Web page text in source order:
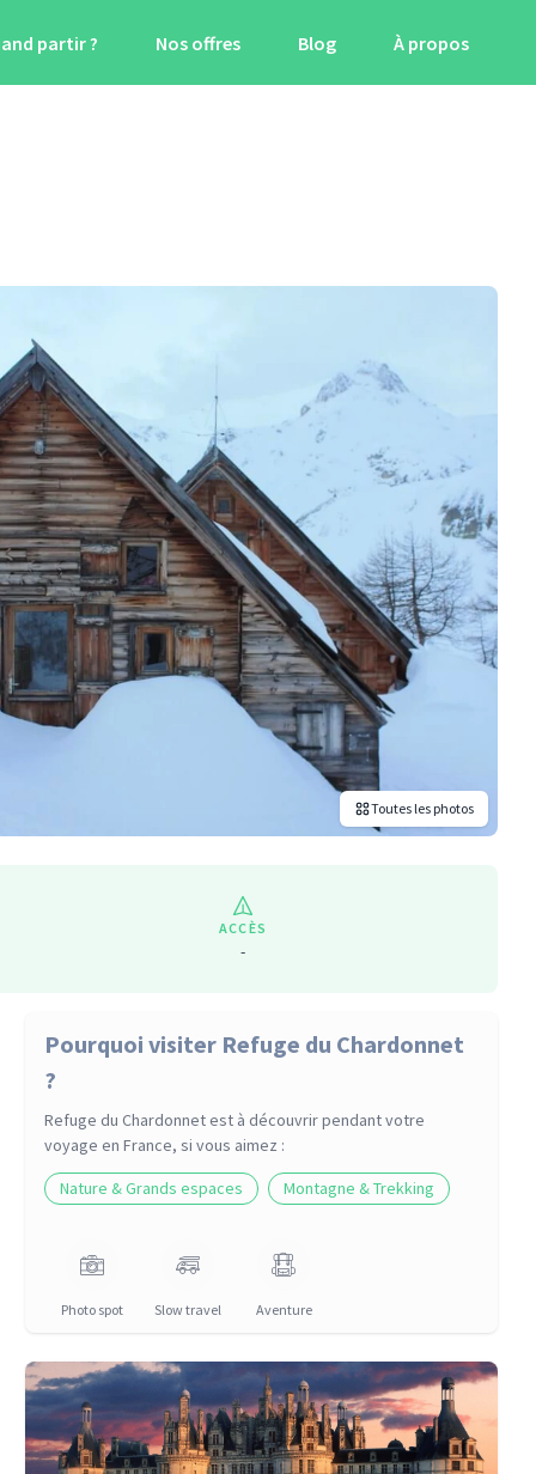
partir ? Nos offres Blog À propos
Toutes les photos
ACCÈS
-
Pourquoi visiter Refuge du Chardonnet
?
Refuge du Chardonnet est à découvrir pendant votre
voyage en France, si vous aimez :
Nature & Grands espaces
Montagne & Trekking
Photo spot Slow travel Aventure